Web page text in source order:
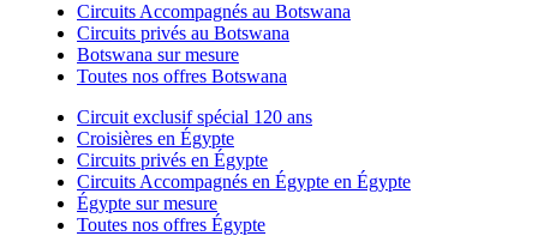
Circuits Accompagnés au Botswana
Circuits privés au Botswana
Botswana sur mesure
Toutes nos offres Botswana
Circuit exclusif spécial 120 ans
Croisières en Égypte
Circuits privés en Égypte
Circuits Accompagnés en Égypte en Égypte
Égypte sur mesure
Toutes nos offres Égypte